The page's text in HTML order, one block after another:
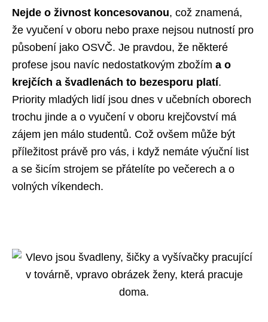
Nejde o živnost koncesovanou, což znamená,
že vyučení v oboru nebo praxe nejsou nutností pro
působení jako OSVČ. Je pravdou, že některé
profese jsou navíc nedostatkovým zbožím a o
krejčích a švadlenách to bezesporu platí.
Priority mladých lidí jsou dnes v učebních oborech
trochu jinde a o vyučení v oboru krejčovství má
zájem jen málo studentů. Což ovšem může být
příležitost právě pro vás, i když nemáte výuční list
a se šicím strojem se přátelíte po večerech a o
volných víkendech.